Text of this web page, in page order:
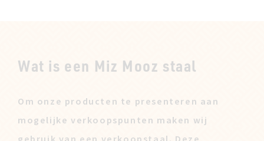
Wat is een Miz Mooz staal
Om onze producten te presenteren aan
mogelijke verkoopspunten maken wij